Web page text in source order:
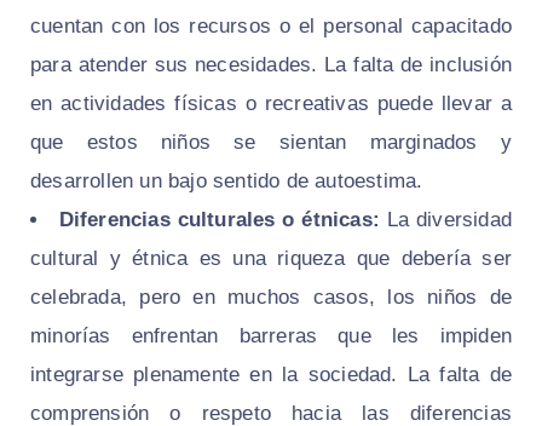
cuentan con los recursos o el personal capacitado
para atender sus necesidades. La falta de inclusión
en actividades físicas o recreativas puede llevar a
que estos niños se sientan marginados y
desarrollen un bajo sentido de autoestima.
Diferencias culturales o étnicas: La diversidad
cultural y étnica es una riqueza que debería ser
celebrada, pero en muchos casos, los niños de
minorías enfrentan barreras que les impiden
integrarse plenamente en la sociedad. La falta de
comprensión o respeto hacia las diferencias